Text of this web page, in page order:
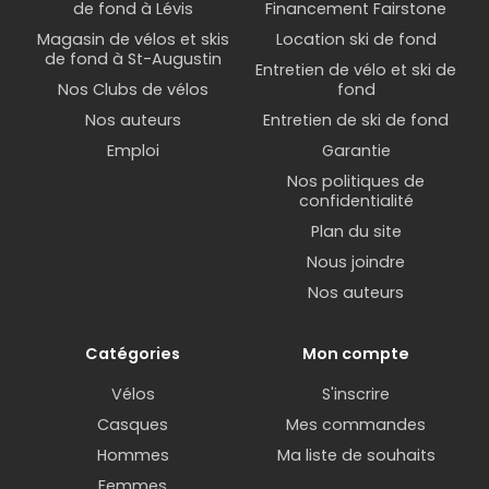
Choisir la bonne selle de vélo de route est
essentiel pour votre confort et pour éviter les
douleurs et les blessures. Voici quelques conseils
pour vous aider à choisir la selle de vélo de route
qui conviendra le mieux à vos besoins :
femme peuvent avoir des largeurs différentes en
raison des différences de morphologie entre les
deux sexes. En général, les selles pour femmes
les selles pour hommes ont une largeur de 130 à
la largeur de la selle doit être choisie en fonction
de la distance entre les ischions de chaque
individu, et pas seulement en fonction du sexe. Par
conséquent, il est recommandé de mesurer la
de fond à Lévis
Magasin de vélos et skis
de fond à St-Augustin
Nos Clubs de vélos
Nos auteurs
Emploi
Financement Fairstone
Location ski de fond
Entretien de vélo et ski de
fond
Entretien de ski de fond
Garantie
Nos politiques de
confidentialité
Plan du site
Nous joindre
Nos auteurs
Catégories
Vélos
Casques
Hommes
Mon compte
S'inscrire
Mes commandes
Ma liste de souhaits